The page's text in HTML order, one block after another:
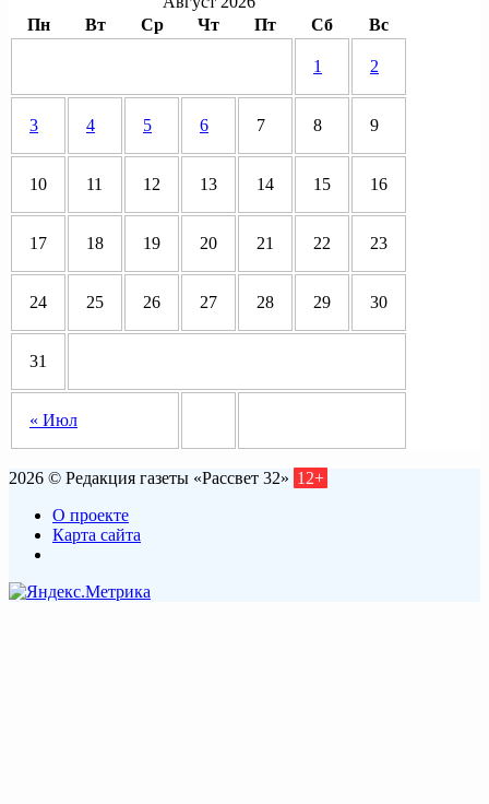
Пн
Вт Ср Чт Пт Сб Вс
« Июл
1 2
3 4 5 6 7 8 9
10 11 12 13 14 15 16
17 18 19 20 21 22 23
24 25 26 27 28 29 30
31
2026 © Редакция газеты «Рассвет 32» 12+
О проекте
Карта сайта